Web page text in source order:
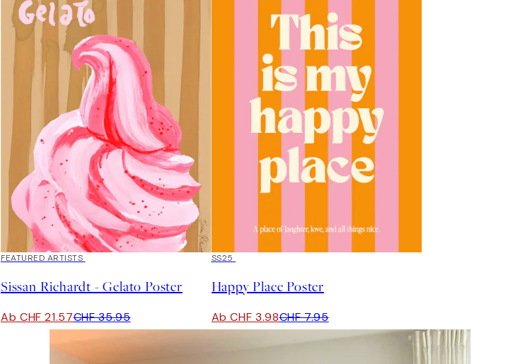
40%*
FEATURED ARTISTS
Sissan Richardt - Gelato Poster
Ab CHF 21.57CHF 35.95
50%*
SS25
Happy Place Poster
Ab CHF 3.98CHF 7.95